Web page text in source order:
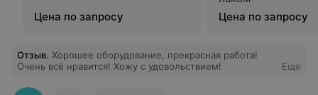
Цена по запросу
Цена по запросу
Отзыв. Хорошее оборудование, прекрасная работа!
Очень всё нравится! Хожу с удовольствием!
Еще